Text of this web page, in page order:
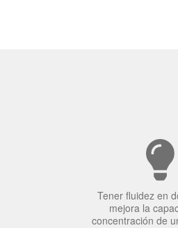
Tener fluidez en
mejora la
concentración de